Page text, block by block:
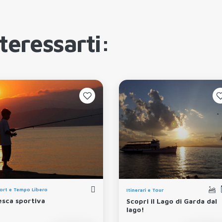
e Tempo Libero
sportiva
Itinerari e Tour
Scopri il Lago di Garda dal
lago!